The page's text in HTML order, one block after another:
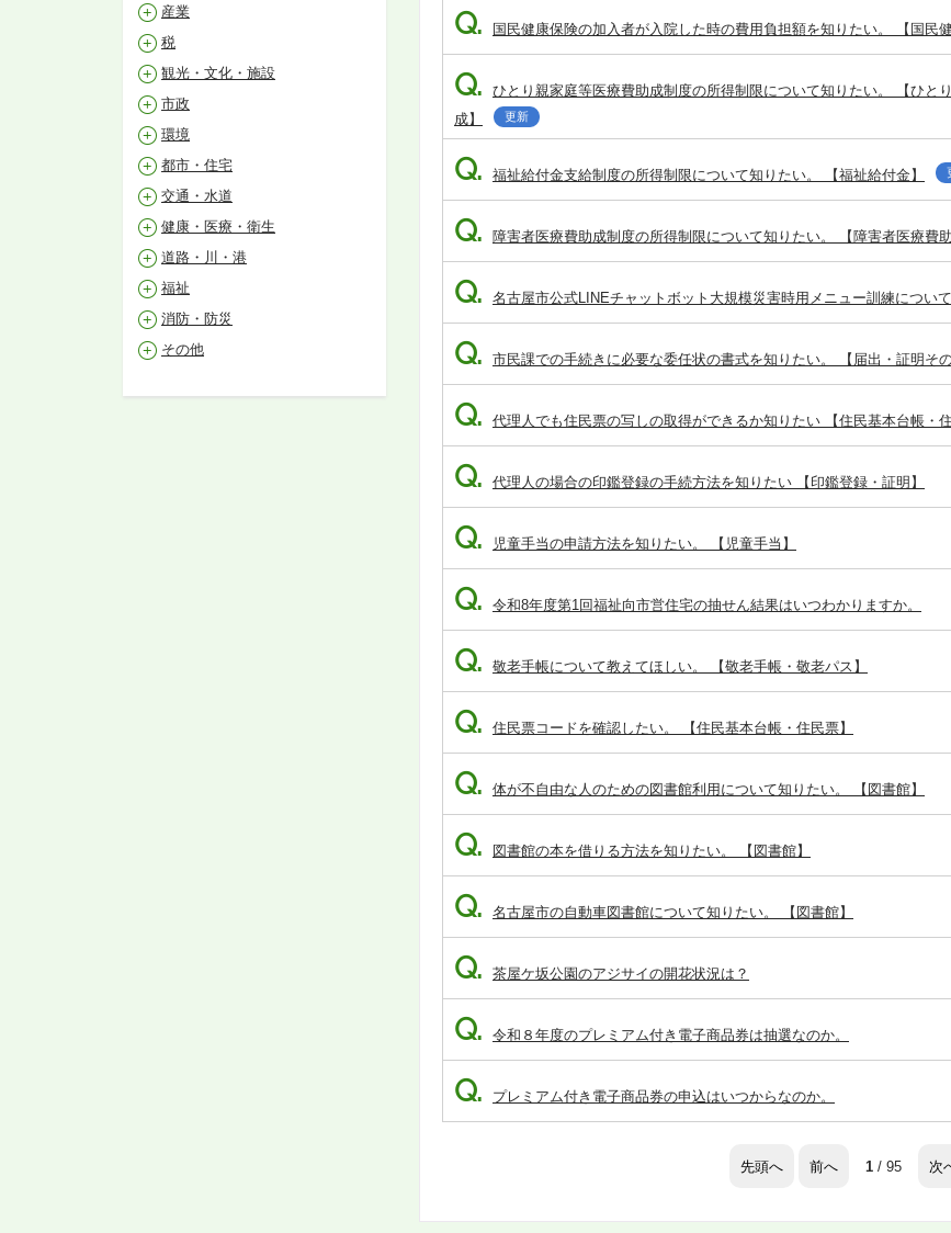
Q. 国民健康保険の加入者が入院した時の費用負担額を知りたい。 【国民健
Q.
ひとり親家庭等医療費助成制度の所得制限について知りたい。 【ひと
成】
更新
Q. 福祉給付金支給制度の所得制限について知りたい。 【福祉給付金】
Q. 障害者医療費助成制度の所得制限について知りたい。 【障害者医療費助
Q. 名古屋市公式LINEチャットボット大規模災害時用メニュー訓練につい
Q. 市民課での手続きに必要な委任状の書式を知りたい。 【届出・証明その
Q. 代理人でも住民票の写しの取得ができるか知りたい 【住民基本台帳・住
Q. 代理人の場合の印鑑登録の手続方法を知りたい 【印鑑登録・証明】
Q. 児童手当の申請方法を知りたい。 【児童手当】
Q. 令和8年度第1回福祉向市営住宅の抽せん結果はいつわかりますか。
Q. 敬老手帳について教えてほしい。 【敬老手帳・敬老パス】
Q. 住民票コードを確認したい。 【住民基本台帳・住民票】
Q. 体が不自由な人のための図書館利用について知りたい。 【図書館】
Q. 図書館の本を借りる方法を知りたい。 【図書館】
Q. 名古屋市の自動車図書館について知りたい。 【図書館】
Q. 茶屋ケ坂公園のアジサイの開花状況は？
Q. 令和８年度のプレミアム付き電子商品券は抽選なのか。
Q. プレミアム付き電子商品券の申込はいつからなのか。
先頭へ 前へ 1/ 95 次
産業
税
観光・文化・施設
市政
環境
都市・住宅
交通・水道
健康・医療・衛生
道路・川・港
福祉
消防・防災
その他